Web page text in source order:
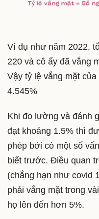
Ví dụ như năm 2022,
220 và cô ấy đã vắng
Vậy tỷ lệ vắng mặt
4.545%
Khi đo lường và đánh
đạt khoảng 1.5% thì
phép bởi có một số
biết trước. Điều quan
(chẳng hạn như covid
phải vắng mặt trong
họ lên đến hơn 5%.